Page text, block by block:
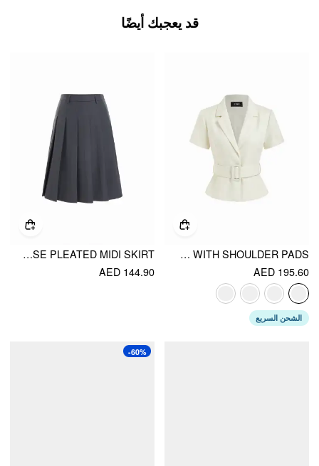
قد يعجبك أيضًا
COLLAR SHORT SLEEVE PEPLUM BELTED BLAZER WITH SHOULDER PADS
AED 195.60
الشحن السريع
LOW RISE PLEATED MIDI SKIRT
AED 144.90
-60%